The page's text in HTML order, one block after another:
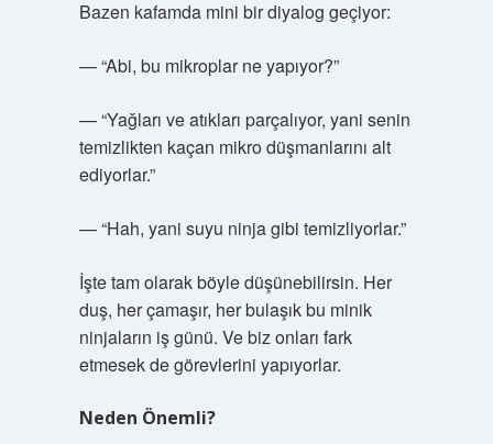
Bazen kafamda mini bir diyalog geçiyor:
— “Abi, bu mikroplar ne yapıyor?”
— “Yağları ve atıkları parçalıyor, yani senin
temizlikten kaçan mikro düşmanlarını alt
ediyorlar.”
— “Hah, yani suyu ninja gibi temizliyorlar.”
İşte tam olarak böyle düşünebilirsin. Her
duş, her çamaşır, her bulaşık bu minik
ninjaların iş günü. Ve biz onları fark
etmesek de görevlerini yapıyorlar.
Neden Önemli?